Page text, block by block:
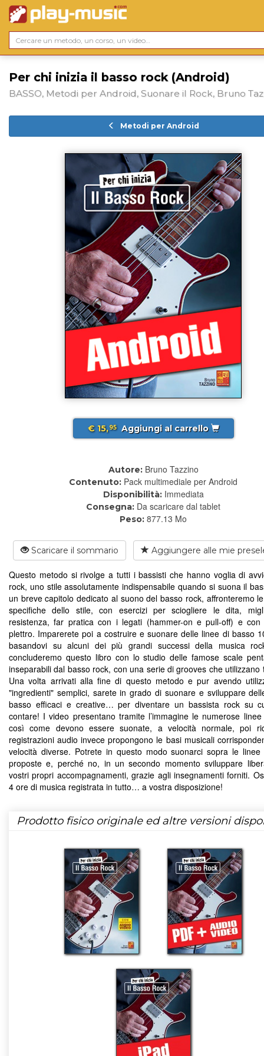
Per chi inizia il basso rock (Android)
BASSO, Metodi per Android, Suonare il Rock, Bruno
Metodi per Android
€ 15,95 Aggiungi al carrello
Autore: Bruno Tazzino
Contenuto: Pack multimediale per Android
Disponibilità: Immediata
Consegna: Da scaricare dal tablet
Peso: 877.13 Mo
Scaricare il sommario Aggiungere alle mie
Questo metodo si rivolge a tutti i bassisti che hanno voglia di
rock, uno stile assolutamente indispensabile quando si suona il
un breve capitolo dedicato al suono del basso rock, affronteremo
specifiche dello stile, con esercizi per sciogliere le dita,
resistenza, far pratica con i legati (hammer-on e pull-off) e con
plettro. Imparerete poi a costruire e suonare delle linee di basso
basandovi su alcuni dei più grandi successi della musica
concluderemo questo libro con lo studio delle famose scale
inseparabili dal basso rock, con una serie di grooves che utilizzano
Una volta arrivati alla fine di questo metodo e pur avendo
"ingredienti" semplici, sarete in grado di suonare e sviluppare
basso efficaci e creative… per diventare un bassista rock su
contare! I video presentano tramite l’immagine le numerose
così come devono essere suonate, a velocità normale, poi
registrazioni audio invece propongono le basi musicali
velocità diverse. Potrete in questo modo suonarci sopra le
proposte e, perché no, in un secondo momento sviluppare
vostri propri accompagnamenti, grazie agli insegnamenti forniti.
4 ore di musica registrata in tutto… a vostra disposizione!
Prodotto fisico originale ed altre versioni